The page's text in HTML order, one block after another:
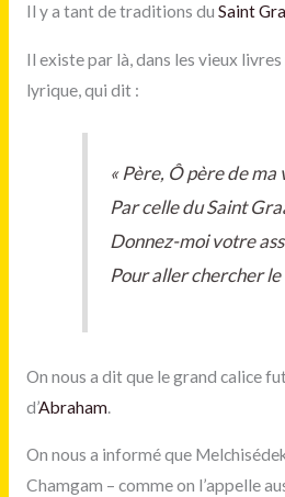
Il y a tant de traditions du Saint
Il existe par là, dans les vieux
lyrique, qui dit :
« Père, Ô père de ma
Par celle du Saint
Donnez-moi votre
Pour aller chercher le
On nous a dit que le grand calice
d’Abraham.
On nous a informé que
Chamgam – comme on l’appelle